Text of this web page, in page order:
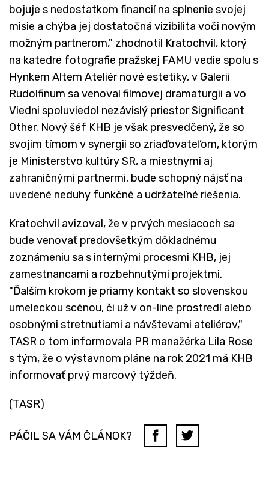
bojuje s nedostatkom financií na splnenie svojej
misie a chýba jej dostatočná vizibilita voči novým
možným partnerom," zhodnotil Kratochvil, ktorý
na katedre fotografie pražskej FAMU vedie spolu s
Hynkem Altem Ateliér nové estetiky, v Galerii
Rudolfinum sa venoval filmovej dramaturgii a vo
Viedni spoluviedol nezávislý priestor Significant
Other. Nový šéf KHB je však presvedčený, že so
svojim tímom v synergii so zriaďovateľom, ktorým
je Ministerstvo kultúry SR, a miestnymi aj
zahraničnými partnermi, bude schopný nájsť na
uvedené neduhy funkčné a udržateľné riešenia.
Kratochvil avizoval, že v prvých mesiacoch sa
bude venovať predovšetkým dôkladnému
zoznámeniu sa s internými procesmi KHB, jej
zamestnancami a rozbehnutými projektmi.
"Ďalším krokom je priamy kontakt so slovenskou
umeleckou scénou, či už v on-line prostredí alebo
osobnými stretnutiami a návštevami ateliérov,"
TASR o tom informovala PR manažérka Lila Rose
s tým, že o výstavnom pláne na rok 2021 má KHB
informovať prvý marcový týždeň.
(TASR)
PÁČIL SA VÁM ČLÁNOK?